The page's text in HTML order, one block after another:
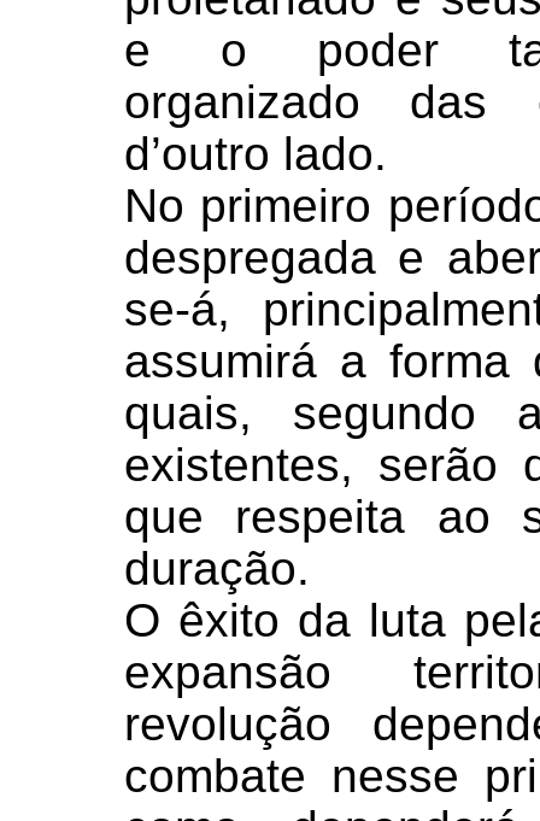
e o poder
organizado das
d’outro lado.
No primeiro
despregada e
se-á,
assumirá a
quais, segundo
existentes, serão
que respeita ao
duração.
O êxito da luta
expansão
revolução
combate nesse